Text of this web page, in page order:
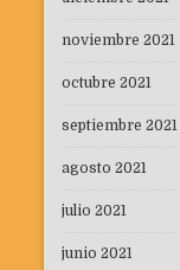
noviembre 2021
octubre 2021
septiembre 2021
agosto 2021
julio 2021
junio 2021